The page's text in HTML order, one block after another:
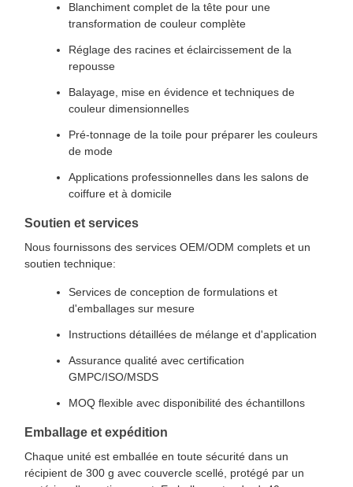
Blanchiment complet de la tête pour une
transformation de couleur complète
Réglage des racines et éclaircissement de la
repousse
Balayage, mise en évidence et techniques de
couleur dimensionnelles
Pré-tonnage de la toile pour préparer les couleurs
de mode
Applications professionnelles dans les salons de
coiffure et à domicile
Soutien et services
Nous fournissons des services OEM/ODM complets et un
soutien technique:
Services de conception de formulations et
d'emballages sur mesure
Instructions détaillées de mélange et d'application
Assurance qualité avec certification
GMPC/ISO/MSDS
MOQ flexible avec disponibilité des échantillons
Emballage et expédition
Chaque unité est emballée en toute sécurité dans un
récipient de 300 g avec couvercle scellé, protégé par un